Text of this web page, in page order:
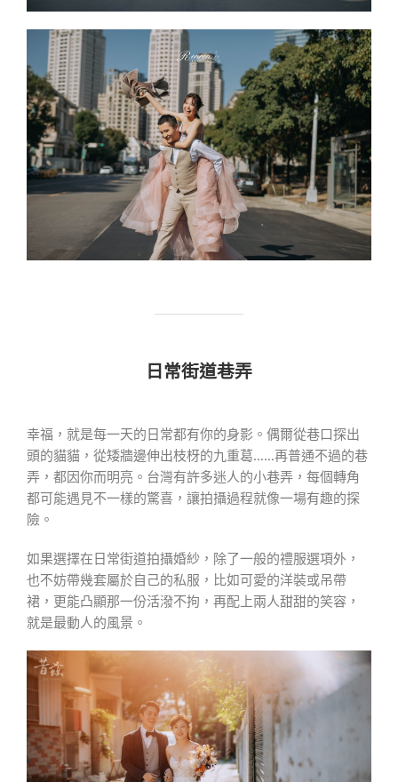
日常街道巷弄
幸福，就是每一天的日常都有你的身影。偶爾從巷口探出
頭的貓貓，從矮牆邊伸出枝枒的九重葛……再普通不過的巷
弄，都因你而明亮。台灣有許多迷人的小巷弄，每個轉角
都可能遇見不一樣的驚喜，讓拍攝過程就像一場有趣的探
險。
如果選擇在日常街道拍攝婚紗，除了一般的禮服選項外，
也不妨帶幾套屬於自己的私服，比如可愛的洋裝或吊帶
裙，更能凸顯那一份活潑不拘，再配上兩人甜甜的笑容，
就是最動人的風景。